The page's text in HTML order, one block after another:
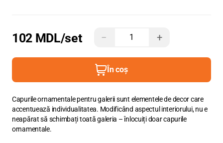
102 MDL/set − +
În coș
Capurile ornamentale pentru galerii sunt elementele de decor care
accentuează individualitatea. Modificând aspectul interiorului, nu e
neapărat să schimbați toată galeria – înlocuiți doar capurile
ornamentale.